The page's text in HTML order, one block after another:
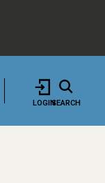
LOGINSEARCH